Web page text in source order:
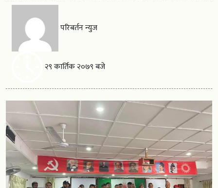
परिबर्तन न्युज
२९ कार्तिक २०७९ बजे